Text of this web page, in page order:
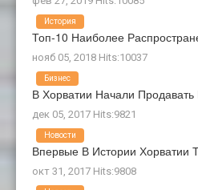
Топ-10 Наиболее
нояб 05, 2018 Hits:10037
История
В Хорватии Начали
дек 05, 2017 Hits:9821
Бизнес
Впервые В Истории Хорватии
окт 31, 2017 Hits:9808
Новости